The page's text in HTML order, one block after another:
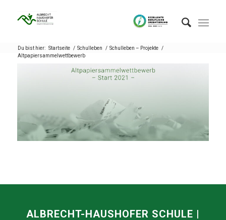
Du bist hier: Startseite / Schulleben / Schulleben – Projekte /
Altpapiersammelwettbewerb
ALBRECHT-HAUSHOFER SCHULE |